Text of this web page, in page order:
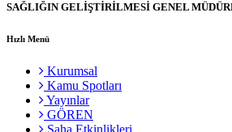
SAĞLIĞIN GELİŞTİRİLMESİ GENEL
Hızlı Menü
Kurumsal
Kamu Spotları
Yayınlar
GÖREN